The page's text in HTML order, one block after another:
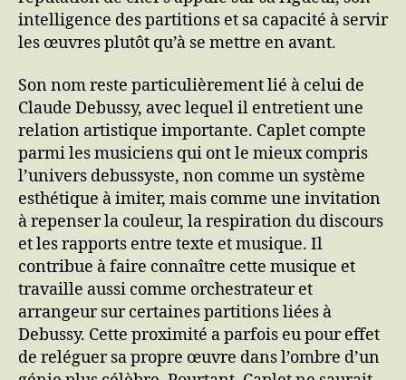
intelligence des partitions et sa capacité à servir
les œuvres plutôt qu’à se mettre en avant.
Son nom reste particulièrement lié à celui de
Claude Debussy, avec lequel il entretient une
relation artistique importante. Caplet compte
parmi les musiciens qui ont le mieux compris
l’univers debussyste, non comme un système
esthétique à imiter, mais comme une invitation
à repenser la couleur, la respiration du discours
et les rapports entre texte et musique. Il
contribue à faire connaître cette musique et
travaille aussi comme orchestrateur et
arrangeur sur certaines partitions liées à
Debussy. Cette proximité a parfois eu pour effet
de reléguer sa propre œuvre dans l’ombre d’un